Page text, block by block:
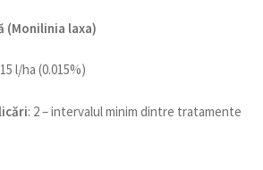
(Monilinia laxa)
l/ha (0.015%)
: 2 – intervalul minim dintre tratamente